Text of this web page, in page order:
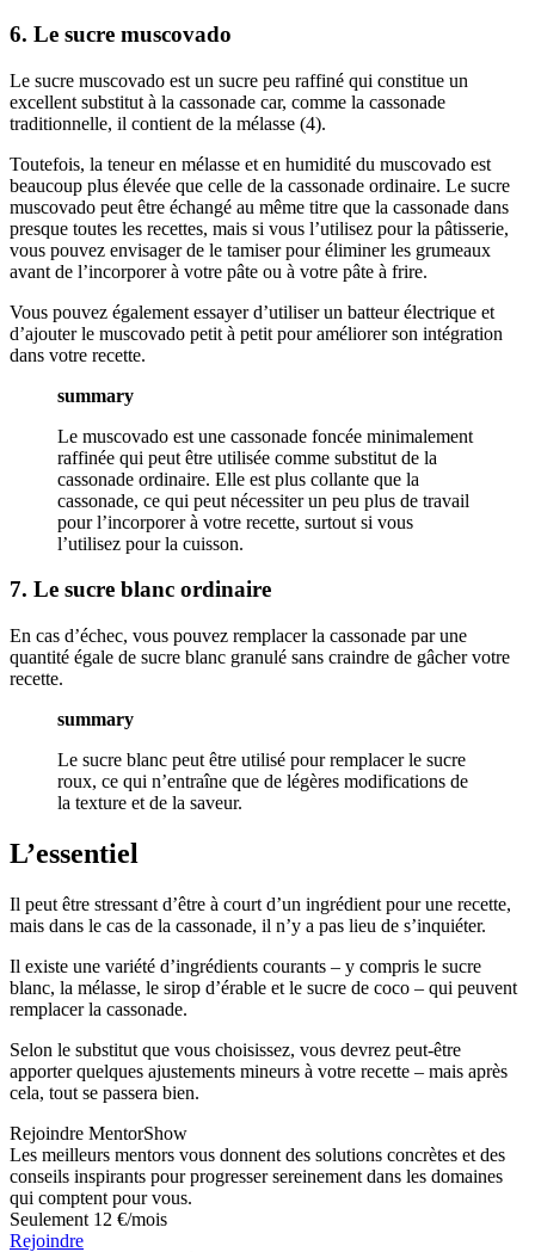
6. Le sucre muscovado
Le sucre muscovado est un sucre peu raffiné qui constitue un
excellent substitut à la cassonade car, comme la cassonade
traditionnelle, il contient de la mélasse (4).
Toutefois, la teneur en mélasse et en humidité du muscovado est
beaucoup plus élevée que celle de la cassonade ordinaire. Le sucre
muscovado peut être échangé au même titre que la cassonade dans
presque toutes les recettes, mais si vous l’utilisez pour la pâtisserie,
vous pouvez envisager de le tamiser pour éliminer les grumeaux
avant de l’incorporer à votre pâte ou à votre pâte à frire.
Vous pouvez également essayer d’utiliser un batteur électrique et
d’ajouter le muscovado petit à petit pour améliorer son intégration
dans votre recette.
summary
Le muscovado est une cassonade foncée minimalement
raffinée qui peut être utilisée comme substitut de la
cassonade ordinaire. Elle est plus collante que la
cassonade, ce qui peut nécessiter un peu plus de travail
pour l’incorporer à votre recette, surtout si vous
l’utilisez pour la cuisson.
7. Le sucre blanc ordinaire
En cas d’échec, vous pouvez remplacer la cassonade par une
quantité égale de sucre blanc granulé sans craindre de gâcher votre
recette.
summary
Le sucre blanc peut être utilisé pour remplacer le sucre
roux, ce qui n’entraîne que de légères modifications de
la texture et de la saveur.
L’essentiel
Il peut être stressant d’être à court d’un ingrédient pour une recette,
mais dans le cas de la cassonade, il n’y a pas lieu de s’inquiéter.
Il existe une variété d’ingrédients courants – y compris le sucre
blanc, la mélasse, le sirop d’érable et le sucre de coco – qui peuvent
remplacer la cassonade.
Selon le substitut que vous choisissez, vous devrez peut-être
apporter quelques ajustements mineurs à votre recette – mais après
cela, tout se passera bien.
Rejoindre MentorShow
Les meilleurs mentors vous donnent des solutions concrètes et des
conseils inspirants pour progresser sereinement dans les domaines
qui comptent pour vous.
Seulement 12 €/mois
Rejoindre